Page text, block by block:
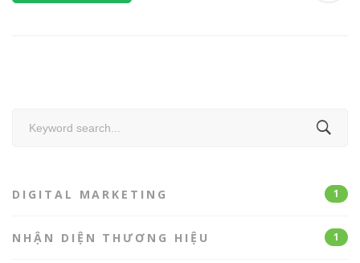
DIGITAL MARKETING 1
NHẬN DIỆN THƯƠNG HIỆU 1